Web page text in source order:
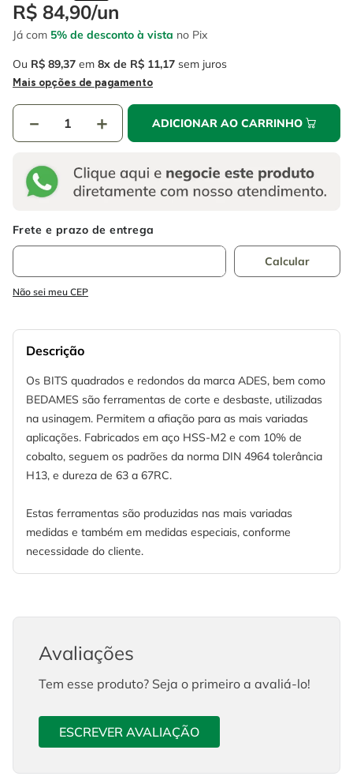
R$ 84,90/un
Já com 5% de desconto à vista no Pix
Ou R$ 89,37 em 8 R$ 11,17 sem juros
Mais opções de pagamento
＋
－ ADICIONAR AO CARRINHO
Não sei meu CEP
Descrição
Os BITS quadrados e redondos da marca ADES, bem como
BEDAMES são ferramentas de corte e desbaste, utilizadas
na usinagem. Permitem a afiação para as mais variadas
aplicações. Fabricados em aço HSS-M2 e com 10% de
cobalto, seguem os padrões da norma DIN 4964 tolerância
H13, e dureza de 63 a 67RC.
Estas ferramentas são produzidas nas mais variadas
medidas e também em medidas especiais, conforme
necessidade do cliente.
Avaliações
Tem esse produto? Seja o primeiro a avaliá-lo!
ESCREVER AVALIAÇÃO
6 º serra copo
7º luva
8º fio
alicate
º escada
º serra circular
º serra copo
fio
alicate